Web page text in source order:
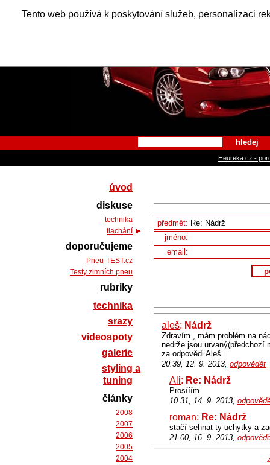
Tento web používá k poskytování služeb, personalizaci
Alfa
hledej
Heureka.cz -
předmět:
jméno:
email:
aleš: Nádrž
Zdravím , mám problém na
nedrže jsou urvaný(předchozí
za odpovědi Aleš.
20.39, 12. 9. 2013, odpovědět
Ali: Re: Nádrž
Prosííím
10.31, 14. 9. 2013,
roman: Re: Nádrž
stačí sehnat ty uchytky a
21.00, 16. 9. 2013,
úvod
diskuse
technika
tlachání
doporučujeme
Pneu-TEST.cz
Testy zimních pneu
rubriky
technika
srazy
videospoty
galerie
styling a
tuning
články
2008
2007
2006
2005
2004